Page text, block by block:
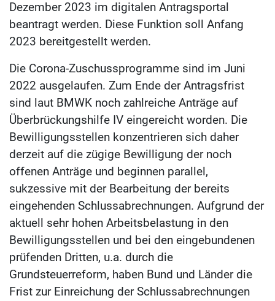
Dezember 2023 im digitalen Antragsportal
beantragt werden. Diese Funktion soll Anfang
2023 bereitgestellt werden.
Die Corona-Zuschussprogramme sind im Juni
2022 ausgelaufen. Zum Ende der Antragsfrist
sind laut BMWK noch zahlreiche Anträge auf
Überbrückungshilfe IV eingereicht worden. Die
Bewilligungsstellen konzentrieren sich daher
derzeit auf die zügige Bewilligung der noch
offenen Anträge und beginnen parallel,
sukzessive mit der Bearbeitung der bereits
eingehenden Schlussabrechnungen. Aufgrund der
aktuell sehr hohen Arbeitsbelastung in den
Bewilligungsstellen und bei den eingebundenen
prüfenden Dritten, u.a. durch die
Grundsteuerreform, haben Bund und Länder die
Frist zur Einreichung der Schlussabrechnungen